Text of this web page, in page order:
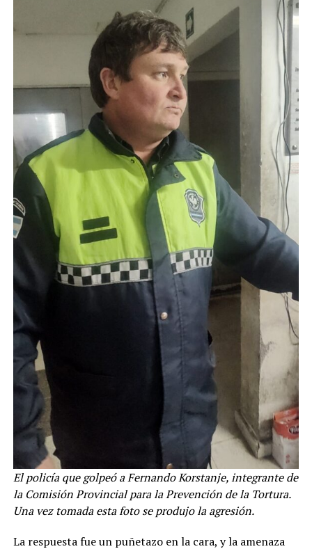
El policía que golpeó a Fernando Korstanje, integrante de
la Comisión Provincial para la Prevención de la Tortura.
Una vez tomada esta foto se produjo la agresión.
La respuesta fue un puñetazo en la cara, y la amenaza